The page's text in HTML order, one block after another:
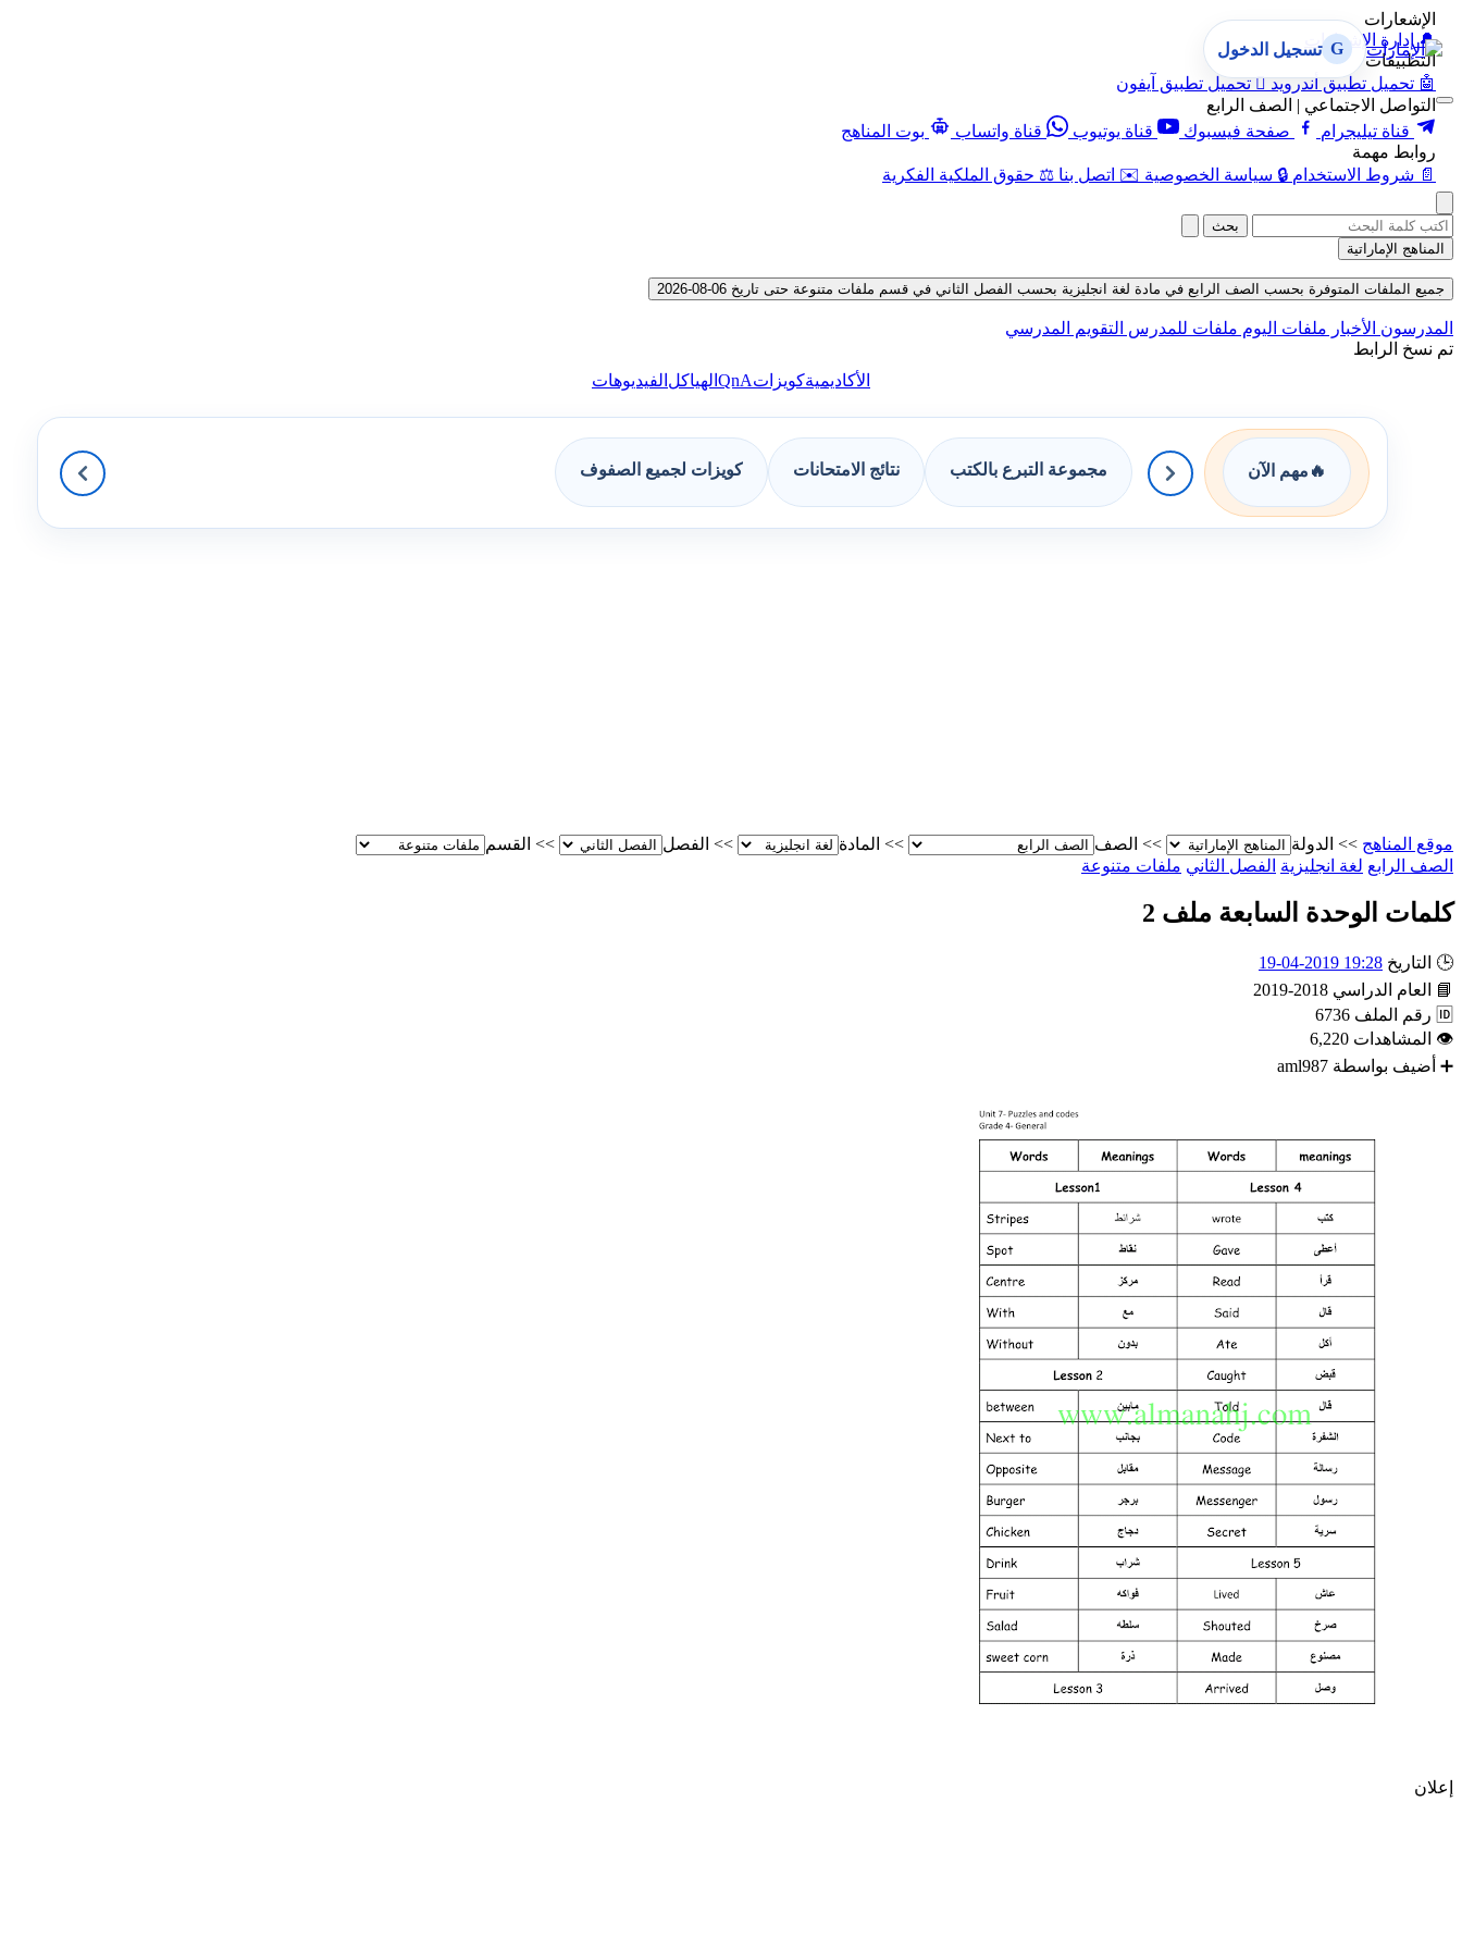
الإشعارات
🔔 إدارة الإشعارات
التطبيقات
🤖 تحميل تطبيق أندرويد  تحميل تطبيق آيفون
التواصل الاجتماعي | الصف الرابع
قناة تيليجرام
صفحة فيسبوك قناة يوتيوب قناة واتساب
بوت المناهج
روابط مهمة
📄 شروط الاستخدام 🔒 سياسة الخصوصية ✉️ اتصل بنا ⚖️ حقوق الملكية الفكرية
G تسجيل الدخول
بحث
المناهج الإماراتية
جميع الملفات المتوفرة بحسب الصف الرابع في مادة لغة انجليزية بحسب الفصل الثاني في قسم ملفات متنوعة حتى تاريخ 06-08-2026
المدرسون الأخبار ملفات اليوم ملفات للمدرس التقويم المدرسي
تم نسخ الرابط
الأكاديميةكويزاتQnA الهياكل الفيديوهات
🔥 مهم الآن مجموعة التبرع بالكتب نتائج الامتحانات كويزات لجميع الصفوف
موقع المناهج >> الدولة >> الصف >> المادة >> الفصل >> القسم
الصف الرابع لغة انجليزية الفصل الثاني ملفات متنوعة
كلمات الوحدة السابعة ملف 2
🕒 التاريخ 19:28 2019-04-19
📘
العام الدراسي 2018-2019
🆔 رقم الملف 6736
👁 المشاهدات 6,220
➕ أضيف بواسطة aml987
إعلان